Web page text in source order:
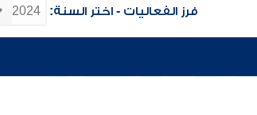
فرز الفعاليات - اختر السنة: